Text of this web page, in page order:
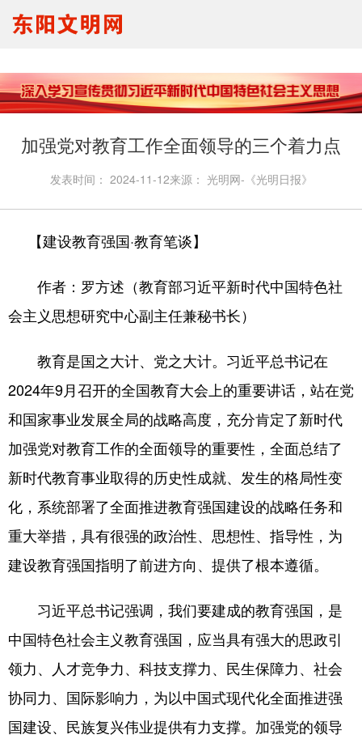
要闻报道 思想理论
文明创建
文明实践
文明培育
马生宣讲
我们的节日
未成年人
加强党对教育工作全面领导的三个着力点
发表时间： 2024-11-12来源： 光明网-《光明日报》
【建设教育强国·教育笔谈】
作者：罗方述（教育部习近平新时代中国特色社
会主义思想研究中心副主任兼秘书长）
教育是国之大计、党之大计。习近平总书记在
2024年9月召开的全国教育大会上的重要讲话，站在党
和国家事业发展全局的战略高度，充分肯定了新时代
加强党对教育工作的全面领导的重要性，全面总结了
新时代教育事业取得的历史性成就、发生的格局性变
化，系统部署了全面推进教育强国建设的战略任务和
重大举措，具有很强的政治性、思想性、指导性，为
建设教育强国指明了前进方向、提供了根本遵循。
习近平总书记强调，我们要建成的教育强国，是
中国特色社会主义教育强国，应当具有强大的思政引
领力、人才竞争力、科技支撑力、民生保障力、社会
协同力、国际影响力，为以中国式现代化全面推进强
国建设、民族复兴伟业提供有力支撑。加强党的领导